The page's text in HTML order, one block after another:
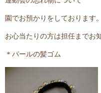
園でお預かりをしております。
お心当たりの方は担任までお
＊パールの髪ゴム